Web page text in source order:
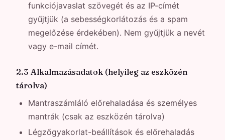
funkciójavaslat szövegét és az IP-címét
gyűjtjük (a sebességkorlátozás és a spam
megelőzése érdekében). Nem gyűjtjük a nevét
vagy e-mail címét.
2.3 Alkalmazásadatok (helyileg az eszközén
tárolva)
Mantraszámláló előrehaladása és személyes
mantrák (csak az eszközén tárolva)
Légzőgyakorlat-beállítások és előrehaladás